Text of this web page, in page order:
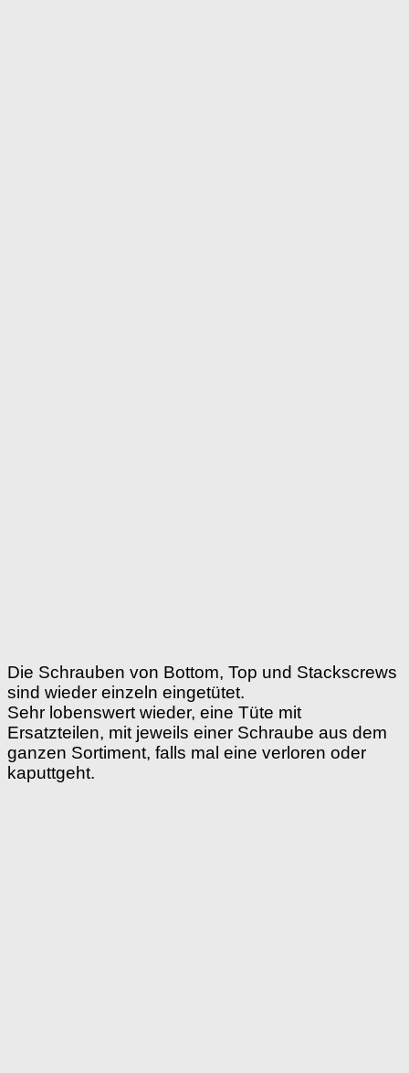
Die Schrauben von Bottom, Top und Stackscrews
sind wieder einzeln eingetütet.
Sehr lobenswert wieder, eine Tüte mit
Ersatzteilen, mit jeweils einer Schraube aus dem
ganzen Sortiment, falls mal eine verloren oder
kaputtgeht.